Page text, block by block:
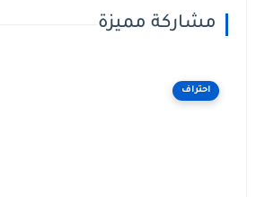
مشاركة مميزة
احتراف